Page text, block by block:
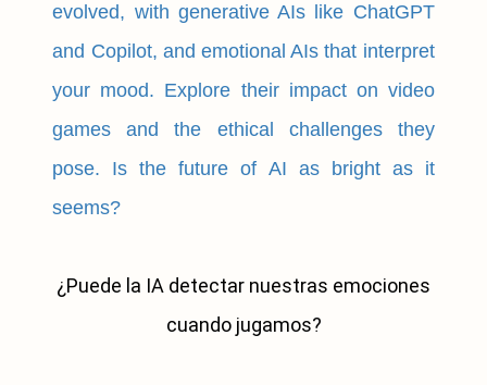
evolved, with generative AIs like ChatGPT
and Copilot, and emotional AIs that interpret
your mood. Explore their impact on video
games and the ethical challenges they
pose. Is the future of AI as bright as it
seems?
¿Puede la IA detectar nuestras emociones
cuando jugamos?